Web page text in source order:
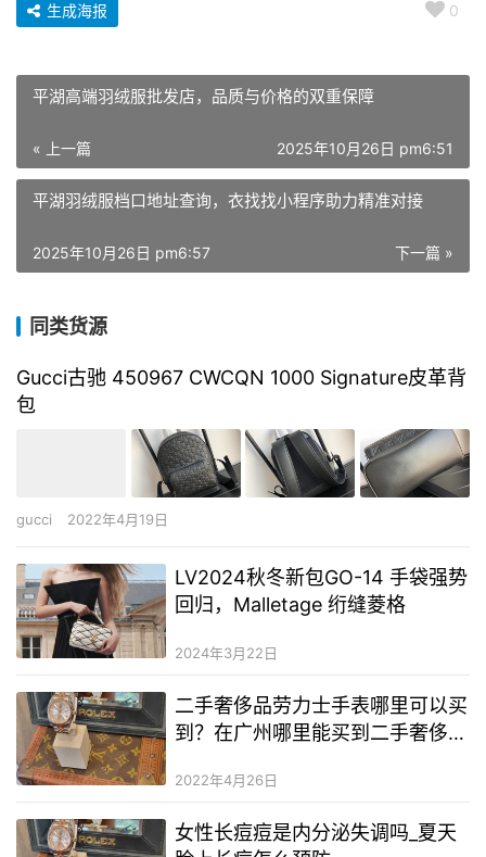
0
生成海报
平湖高端羽绒服批发店，品质与价格的双重保障
« 上一篇 2025年10月26日 pm6:51
平湖羽绒服档口地址查询，衣找找小程序助力精准对接
下一篇 »
2025年10月26日 pm6:57
同类货源
Gucci古驰 ‎450967 CWCQN 1000 Signature皮革背
包
gucci 2022年4月19日
LV2024秋冬新包GO-14 手袋强势
回归，Malletage 绗缝菱格
2024年3月22日
二手奢侈品劳力士手表哪里可以买
到？在广州哪里能买到二手奢侈品
好一些
2022年4月26日
女性长痘痘是内分泌失调吗_夏天